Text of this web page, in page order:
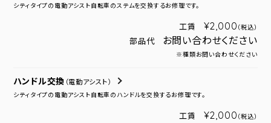
シティタイプの電動アシスト自転車のステムを交換するお修理です。
工賃 ¥2,000 （税込）
部品代 お問い合わせください
※種類お問い合わせください
ハンドル交換 （電動アシスト）
シティタイプの電動アシスト自転車のハンドルを交換するお修理です。
工賃 ¥2,000 （税込）